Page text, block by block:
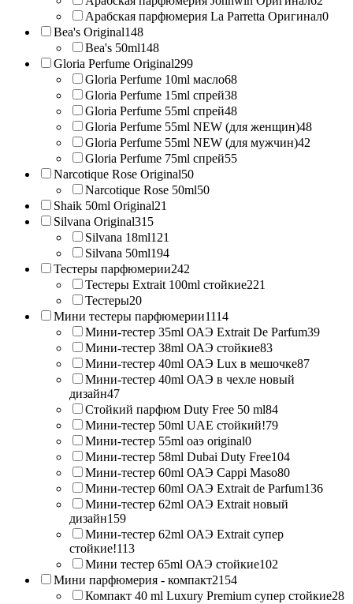
Арабская парфюмерия La Parretta Оригинал0
Bea's Original148
Bea's 50ml148
Gloria Perfume Original299
Gloria Perfume 10ml масло68
Gloria Perfume 15ml спрей38
Gloria Perfume 55ml спрей48
Gloria Perfume 55ml NEW (для женщин)48
Gloria Perfume 55ml NEW (для мужчин)42
Gloria Perfume 75ml спрей55
Narcotique Rose Original50
Narcotique Rose 50ml50
Shaik 50ml Original21
Silvana Original315
Silvana 18ml121
Silvana 50ml194
Тестеры парфюмерии242
Тестеры Extrait 100ml стойкие221
Тестеры20
Мини тестеры парфюмерии1114
Мини-тестер 35ml ОАЭ Extrait De Parfum39
Мини-тестер 38ml ОАЭ стойкие83
Мини-тестер 40ml ОАЭ Lux в мешочке87
Мини-тестер 40ml ОАЭ в чехле новый
дизайн47
Стойкий парфюм Duty Free 50 ml84
Мини-тестер 50ml UAE стойкий!79
Мини-тестер 55ml оаэ original0
Мини-тестер 58ml Dubai Duty Free104
Мини-тестер 60ml ОАЭ Cappi Maso80
Мини-тестер 60ml ОАЭ Extrait de Parfum136
Мини-тестер 62ml ОАЭ Extrait новый
дизайн159
Мини-тестер 62ml ОАЭ Extrait супер
стойкие!113
Мини тестер 65ml ОАЭ стойкие102
Мини парфюмерия - компакт2154
Компакт 40 ml Luxury Premium супер стойкие28